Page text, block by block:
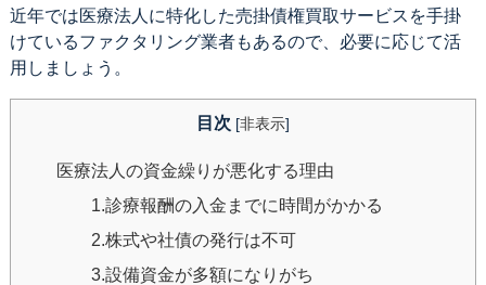
近年では医療法人に特化した売掛債権買取サービスを手掛
けているファクタリング業者もあるので、必要に応じて活
用しましょう。
目次 [非表示]
医療法人の資金繰りが悪化する理由
1.診療報酬の入金までに時間がかかる
2.株式や社債の発行は不可
3.設備資金が多額になりがち